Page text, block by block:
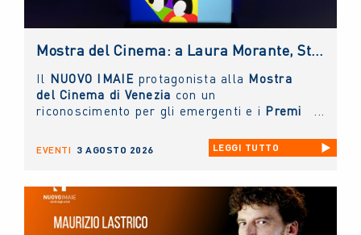
Mostra del Cinema: a Laura Morante, Stefania Rocca, Claudio Amendola e Sergio Rubini i Premi alla Carriera NUOVO IMAIE. Al Lido anche un riconoscimento ai giovani
Il NUOVO IMAIE protagonista alla Mostra
del Cinema di Venezia con un
riconoscimento per gli emergenti e i Premi
EVENTI 3 AGOSTO 2026 LEGGI TUTTO